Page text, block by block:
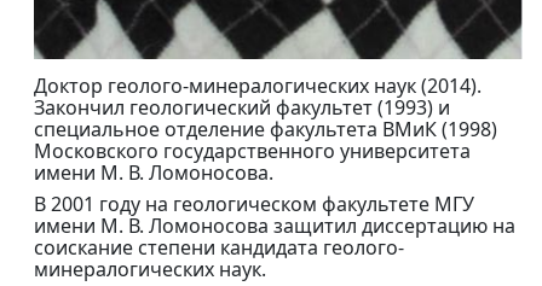
Доктор геолого-минералогических наук (2014).
Закончил геологический факультет (1993) и
специальное отделение факультета ВМиК (1998)
Московского государственного университета
имени М. В. Ломоносова.
В 2001 году на геологическом факультете МГУ
имени М. В. Ломоносова защитил диссертацию на
соискание степени кандидата геолого-
минералогических наук.